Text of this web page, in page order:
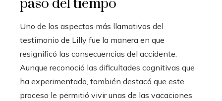
paso del tiempo
Uno de los aspectos más llamativos del
testimonio de Lilly fue la manera en que
resignificó las consecuencias del accidente.
Aunque reconoció las dificultades cognitivas que
ha experimentado, también destacó que este
proceso le permitió vivir unas de las vacaciones